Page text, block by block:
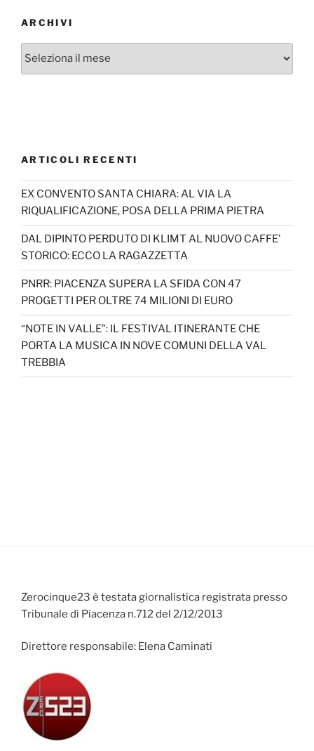
ARCHIVI
ARTICOLI RECENTI
EX CONVENTO SANTA CHIARA: AL VIA LA
RIQUALIFICAZIONE, POSA DELLA PRIMA PIETRA
DAL DIPINTO PERDUTO DI KLIMT AL NUOVO CAFFE’
STORICO: ECCO LA RAGAZZETTA
PNRR: PIACENZA SUPERA LA SFIDA CON 47
PROGETTI PER OLTRE 74 MILIONI DI EURO
“NOTE IN VALLE”: IL FESTIVAL ITINERANTE CHE
PORTA LA MUSICA IN NOVE COMUNI DELLA VAL
TREBBIA
Zerocinque23 è testata giornalistica registrata presso
Tribunale di Piacenza n.712 del 2/12/2013
Direttore responsabile: Elena Caminati